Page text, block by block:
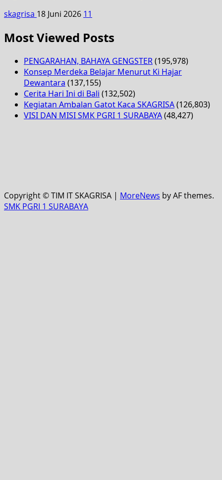
skagrisa 18 Juni 2026 11
Most Viewed Posts
PENGARAHAN, BAHAYA GENGSTER(195,978)
Konsep Merdeka Belajar Menurut Ki Hajar
Dewantara (137,155)
Cerita Hari Ini di Bali (132,502)
Kegiatan Ambalan Gatot Kaca SKAGRISA(126,803)
VISI DAN MISI SMK PGRI 1 SURABAYA(48,427)
Copyright © TIM IT SKAGRISA | MoreNews by AF themes.
SMK PGRI 1 SURABAYA